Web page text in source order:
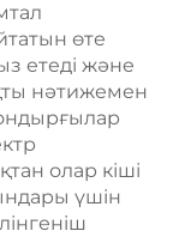
өте
етеді және
нәтижемен
олар кіші
үшін